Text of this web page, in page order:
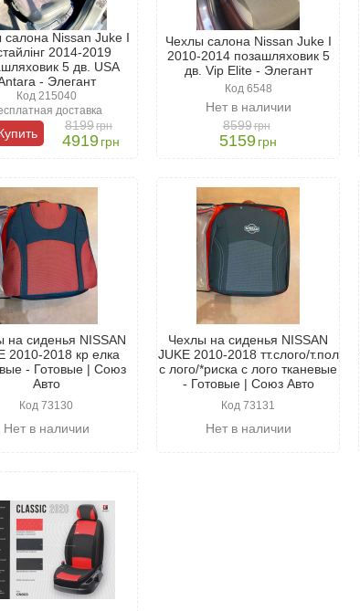
салона Nissan Juke І
2014-2019
5 дв. USA
- Элегант
Код 215040
доставка
8199грн
4919 грн
Чехлы салона Nissan Juke І
2010-2014 позашляховик 5
дв. Vip Elite - Элегант
Код 6548
Нет в наличии
8599грн
5159грн
на сиденья NISSAN
2010-2018 кр елка
- Готовые | Союз
Авто
Код 73130
Нет в наличии
Чехлы на сиденья NISSAN
JUKE 2010-2018 тт.слого/т.пол
с лого/*риска с лого тканевые
- Готовые | Союз Авто
Код 73131
Нет в наличии